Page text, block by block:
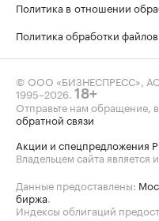
Политика в отношении
Политика обработки
© ООО «БИЗНЕСПРЕСС»,
1995–2026. 18+
Отправьте нам обращение,
обратной связи
Акции и спецпредложения
Владельцем сайта
Данные предоставлены:
биржа.
Индексы облигаций